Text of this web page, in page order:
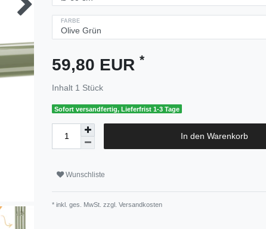
FARBE
59,80 EUR *
Inhalt 1 Stück
Sofort versandfertig, Lieferfrist 1-3 Tage
In den Warenkorb
Wunschliste
* inkl. ges. MwSt. zzgl. Versandkosten